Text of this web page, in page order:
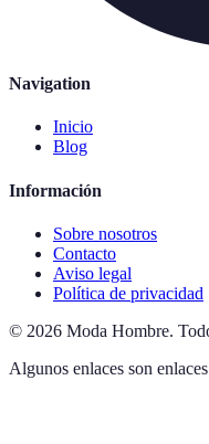
Navigation
Inicio
Blog
Información
Sobre nosotros
Contacto
Aviso legal
Política de privacidad
© 2026 Moda Hombre.
Algunos enlaces son